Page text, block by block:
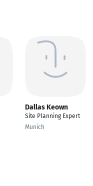
Dallas Keown
Site Planning Expert
Munich